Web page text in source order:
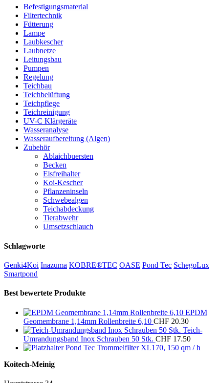
Befestigungsmaterial
Filtertechnik
Fütterung
Lampe
Laubkescher
Laubnetze
Leitungsbau
Pumpen
Regelung
Teichbau
Teichbelüftung
Teichpflege
Teichreinigung
UV-C Klärgeräte
Wasseranalyse
Wasseraufbereitung (Algen)
Zubehör
Ablaichbuersten
Becken
Eisfreihalter
Koi-Kescher
Pflanzeninseln
Schwebealgen
Teichabdeckung
Tierabwehr
Umsetzschlauch
Schlagworte
Genki4Koi Inazuma KOBRE®TEC OASE Pond Tec SchegoLux
Smartpond
Best bewertete Produkte
EPDM
Geomembrane 1,14mm Rollenbreite 6,10 CHF 20.30
Teich-
Umrandungsband Inox Schrauben 50 Stk. CHF 17.50
Pond Tec Trommelfilter XL170, 150 qm / h
Koitech-Meinig